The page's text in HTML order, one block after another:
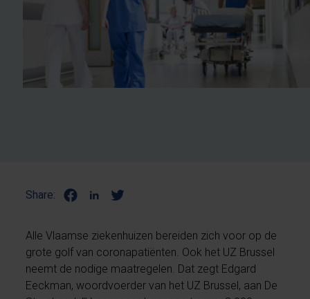
Share:
Alle Vlaamse ziekenhuizen bereiden zich voor op de
grote golf van coronapatiënten. Ook het UZ Brussel
neemt de nodige maatregelen. Dat zegt Edgard
Eeckman, woordvoerder van het UZ Brussel, aan De